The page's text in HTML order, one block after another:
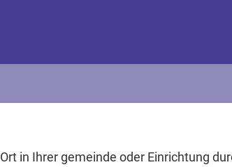
in Ihrer gemeinde oder Einrichtung